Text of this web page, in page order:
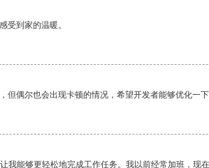
受到家的温暖。
但偶尔也会出现卡顿的情况，希望开发者能够优化一下
我能够更轻松地完成工作任务。我以前经常加班，现